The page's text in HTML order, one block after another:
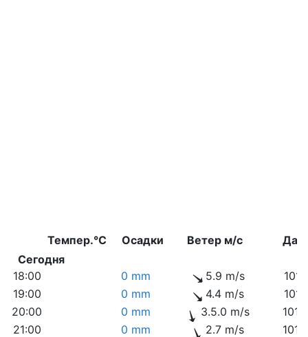
Темпер.°C Осадки Ветер м/с
Сегодня
18:00
0 mm 5.9 m/s
19:00
0 mm 4.4 m/s
20:00
0 mm 3.5.0 m/s
21:00
0 mm 2.7 m/s